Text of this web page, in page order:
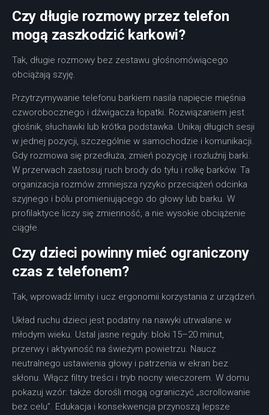
Czy długie rozmowy przez telefon
mogą zaszkodzić karkowi?
Tak, długie rozmowy bez zestawu głośnomówiącego
obciążają szyję.
Przytrzymywanie telefonu barkiem nasila napięcie mięśnia
czworobocznego i dźwigacza łopatki. Rozwiązaniem jest
głośnik, słuchawki lub krótka podstawka. Unikaj długich sesji
w jednej pozycji, szczególnie w samochodzie i komunikacji.
Gdy rozmowa się przedłuża, zmień pozycję i rozluźnij barki.
W przerwach zastosuj ruch brody do tyłu i rolkę barków. Ta
organizacja rozmów zmniejsza ryzyko przeciążeń odcinka
szyjnego i bólu promieniującego do głowy lub barku. W
profilaktyce liczy się zmienność, a nie wysokie obciążenie
ciągłe.
Czy dzieci powinny mieć ograniczony
czas z telefonem?
Tak, wprowadź limity i ucz ergonomii korzystania z urządzeń.
Układ ruchu dzieci jest podatny na nawyki utrwalane w
młodym wieku. Ustal jasne reguły: bloki 15–20 minut,
przerwy i aktywność na świeżym powietrzu. Naucz
neutralnego ustawienia głowy i patrzenia w ekran bez
skłonu. Włącz filtry treści i tryb nocny wieczorem. W domu
pokazuj wzór: także dorośli mogą ograniczyć „scrollowanie
bez celu”. Edukacja i konsekwencja przynoszą lepsze